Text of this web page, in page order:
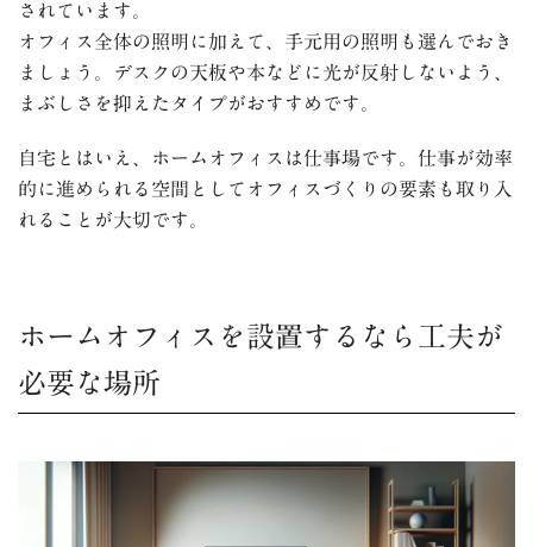
されています。
オフィス全体の照明に加えて、手元用の照明も選んでおき
ましょう。デスクの天板や本などに光が反射しないよう、
まぶしさを抑えたタイプがおすすめです。
自宅とはいえ、ホームオフィスは仕事場です。仕事が効率
的に進められる空間としてオフィスづくりの要素も取り入
れることが大切です。
ホームオフィスを設置するなら工夫が
必要な場所